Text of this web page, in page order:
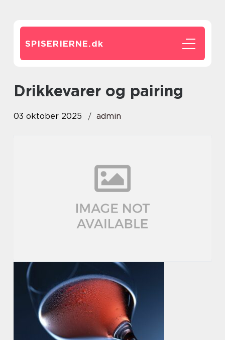
SPISERIERNE.dk
Drikkevarer og pairing
03 oktober 2025 admin